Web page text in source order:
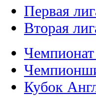
Первая
Вторая
Кубок